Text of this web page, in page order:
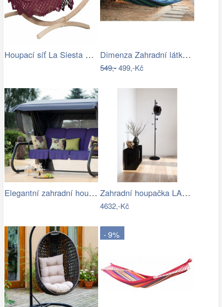
Houpací síť La Siesta Bossanova Family … Dimenza Zahradní látková houpací síť s…
549,-499,-Kč
Elegantní zahradní houpačka VENEZIA Zahradní houpačka LAMIA Tempo Kondela
4632,-Kč
- 9%